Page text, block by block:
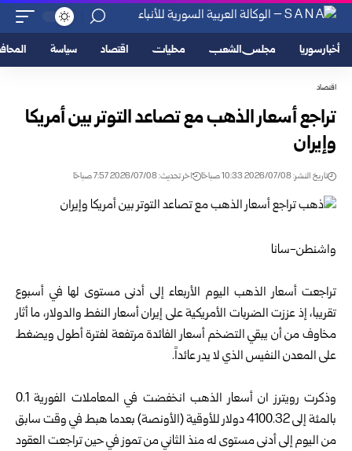
أخبار سوريا مجلس الشعب محليات اقتصاد سياسة
اقتصاد
تراجع أسعار الذهب مع تصاعد التوتر بين أمريكا
وإيران
تاريخ النشر: 2026/07/08 10:33 صباحًا اخر تحديث: 2026/07/08 7:57 صباحًا
واشنطن-سانا
تراجعت أسعار الذهب اليوم الأربعاء إلى أدنى مستوى لها في أسبوع
تقريبا، إذ عززت الضربات الأمريكية على إيران أسعار النفط والدولار، ما أثار
مخاوف من أن يبقي التضخم أسعار الفائدة مرتفعة لفترة أطول ويضغط
على المعدن النفيس الذي لا يدر عائداً.
وذكرت رويترز ان أسعار الذهب انخفضت في المعاملات الفورية 0.1
بالمئة إلى 4100.32 دولار للأوقية (الأونصة) بعدما هبط في وقت سابق
من اليوم إلى أدنى مستوى له منذ الثاني من تموز في حين تراجعت العقود